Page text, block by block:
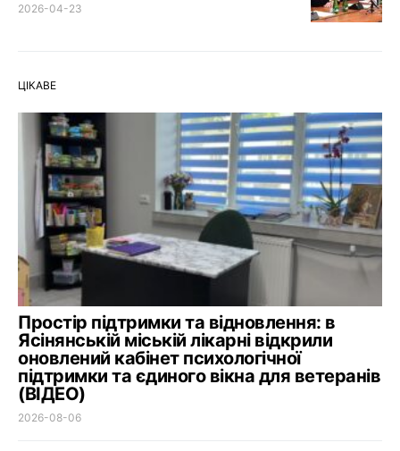
2026-04-23
ЦІКАВЕ
Простір підтримки та відновлення: в
Ясінянській міській лікарні відкрили
оновлений кабінет психологічної
підтримки та єдиного вікна для ветеранів
(ВІДЕО)
2026-08-06